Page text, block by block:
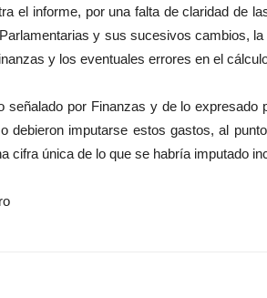
el informe, por una falta de claridad de
y sus sucesivos cambios,
y los eventuales errores en el
señalado por Finanzas y de lo
debieron imputarse estos gastos, al
cifra única de lo que se habría imputado